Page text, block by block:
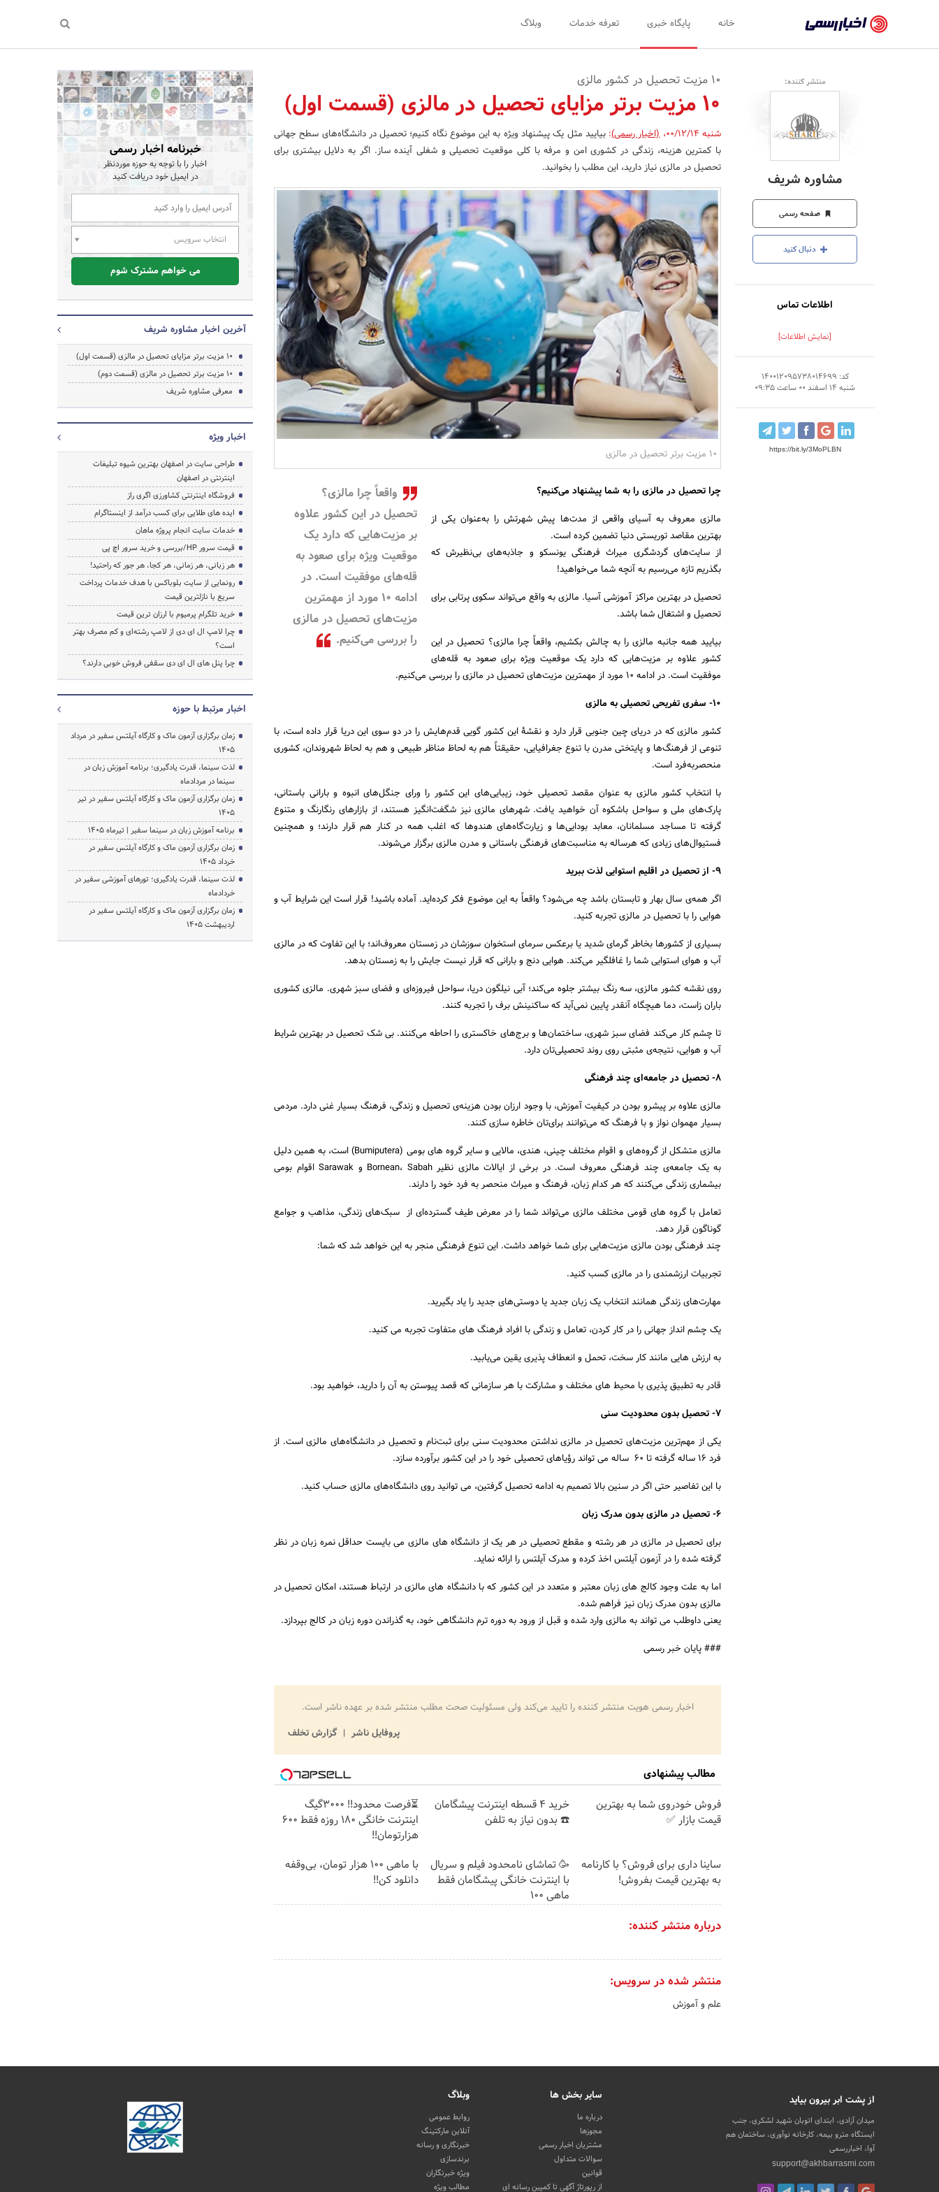
رسمی
-
اخبار
تایید
شده
شرکت‌ها،
سازمان‌ها
و
روابط
عمومی‌ها
خانه پایگاه خبری تعرفه خدمات وبلاگ
منتشر کننده:
مشاوره شریف
صفحه رسمی
دنبال کنید
اطلاعات تماس
[نمایش اطلاعات]
کد: 140012095738014699
شنبه 14 اسفند 00 ساعت 09:35
https://bit.ly/3MoPLBN
10 مزیت تحصیل در کشور مالزی
10 مزیت برتر مزایای تحصیل در مالزی (قسمت اول)
شنبه 00/12/14 ،(اخبار رسمی):بیایید مثل یک پیشنهاد ویژه به این موضوع نگاه کنیم؛ تحصیل در دانشگاه‌های سطح جهانی
با کمترین هزینه، زندگی در کشوری امن و مرفه با کلی موقعیت تحصیلی و شغلی آینده ساز. اگر به دلایل بیشتری برای
تحصیل در مالزی نیاز دارید، این مطلب را بخوانید.
10 مزیت برتر تحصیل در مالزی
واقعاً چرا مالزی؟
تحصیل در این کشور علاوه
بر مزیت‌هایی که دارد یک
موقعیت ویژه برای صعود به
قله‌های موفقیت است. در
ادامه 10 مورد از مهمترین
مزیت‌های تحصیل در مالزی
را بررسی می‌کنیم.
چرا تحصیل در مالزی را به شما پیشنهاد می‌کنیم؟
مالزی معروف به آسیای واقعی از مدت‌ها پیش شهرتش را به‌عنوان یکی از
بهترین مقاصد توریستی دنیا تضمین کرده است.
از سایت‌های گردشگری میراث فرهنگی یونسکو و جاذبه‌های بی‌نظیرش که
بگذریم تازه می‌رسیم به آنچه شما می‌خواهید!
تحصیل در بهترین مراکز آموزشی آسیا. مالزی به واقع می‌تواند سکوی پرتابی برای
تحصیل و اشتغال شما باشد.
بیایید همه جانبه مالزی را به چالش بکشیم، واقعاً چرا مالزی؟ تحصیل در این
کشور علاوه بر مزیت‌هایی که دارد یک موقعیت ویژه برای صعود به قله‌های
موفقیت است. در ادامه 10 مورد از مهمترین مزیت‌های تحصیل در مالزی را بررسی می‌کنیم.
۱۰- سفری تفریحی تحصیلی به مالزی
کشور مالزی که در دریای چین جنوبی قرار دارد و نقشۀ این کشور گویی قدم‌هایش را در دو سوی این دریا قرار داده است، با
تنوعی از فرهنگ‌ها و پایتختی مدرن با تنوع جغرافیایی، حقیقتاً هم به لحاظ مناظر طبیعی و هم به لحاظ شهروندان، کشوری
منحصربه‌فرد است.
با انتخاب کشور مالزی به عنوان مقصد تحصیلی خود، زیبایی‌های این کشور را ورای جنگل‌های انبوه و بارانی باستانی،
پارک‌های ملی و سواحل باشکوه آن خواهید یافت. شهرهای مالزی نیز شگفت‌انگیز هستند، از بازارهای رنگارنگ و متنوع
گرفته تا مساجد مسلمانان، معابد بودایی‌ها و زیارت‌گاه‌های هندوها که اغلب همه در کنار هم قرار دارند؛ و همچنین
فستیوال‌های زیادی که هرساله به مناسبت‌های فرهنگی باستانی و مدرن مالزی برگزار می‌شوند.
۹- از تحصیل در اقلیم استوایی لذت ببرید
اگر همه‌ی سال بهار و تابستان باشد چه می‌شود؟ واقعاً به این موضوع فکر کرده‌اید. آماده باشید! قرار است این شرایط آب و
هوایی را با تحصیل در مالزی تجربه کنید.
بسیاری از کشورها بخاطر گرمای شدید یا برعکس سرمای استخوان سوزشان در زمستان معروف‌اند؛ با این تفاوت که در مالزی
آب و هوای استوایی شما را غافلگیر می‌کند. هوایی دنج و بارانی که قرار نیست جایش را به زمستان بدهد.
روی نقشه کشور مالزی، سه رنگ بیشتر جلوه می‌کند؛ آبی نیلگون دریا، سواحل فیروزه‌ای و فضای سبز شهری. مالزی کشوری
باران زاست، دما هیچگاه آنقدر پایین نمی‌آید که ساکنینش برف را تجربه کنند.
تا چشم کار می‌کند فضای سبز شهری، ساختمان‌ها و برج‌های خاکستری را احاطه می‌کنند. بی‌ شک تحصیل در بهترین شرایط
آب و هوایی، نتیجه‌ی مثبتی روی روند تحصیلی‌تان دارد.
۸- تحصیل در جامعه‌ای چند فرهنگی
مالزی علاوه بر پیشرو بودن در کیفیت آموزش، با وجود ارزان بودن هزینه‌ی تحصیل و زندگی، فرهنگ بسیار غنی دارد. مردمی
بسیار مهموان نواز و با فرهنگ که می‌توانند برای‌تان خاطره سازی کنند.
مالزی متشکل از گروه‌های و اقوام مختلف چینی، هندی، مالایی و سایر گروه های بومی (Bumiputera) است، به همین دلیل
به یک جامعه‌ی چند فرهنگی معروف است. در برخی از ایالات مالزی نظیر Bornean، Sabah و Sarawak اقوام بومی
بیشماری زندگی می‌کنند که هر کدام زبان، فرهنگ و میراث منحصر به فرد خود را دارند.
تعامل با گروه های قومی مختلف مالزی می‌تواند شما را در معرض طیف گسترده‌ای از سبک‌های زندگی، مذاهب و جوامع
گوناگون قرار دهد.
چند فرهنگی بودن مالزی مزیت‌هایی برای شما خواهد داشت. این تنوع فرهنگی منجر به این خواهد شد که شما:
تجربیات ارزشمندی را در مالزی کسب کنید.
مهارت‌های زندگی همانند انتخاب یک زبان جدید یا دوستی‌های جدید را یاد بگیرید.
یک چشم انداز جهانی را در کار کردن، تعامل و زندگی با افراد فرهنگ های متفاوت تجربه می کنید.
به ارزش هایی مانند کار سخت، تحمل و انعطاف پذیری یقین می‌یابید.
قادر به تطبیق پذیری با محیط های مختلف و مشارکت با هر سازمانی که قصد پیوستن به آن را دارید، خواهید بود.
۷- تحصیل بدون محدودیت سنی
یکی از مهم‌ترین مزیت‌های تحصیل در مالزی نداشتن محدودیت سنی برای ثبت‌نام و تحصیل در دانشگاه‌های مالزی است. از
فرد 16 ساله گرفته تا 60 ساله می تواند رؤیاهای تحصیلی خود را در این کشور برآورده سازد.
با این تفاصیر حتی اگر در سنین بالا تصمیم به ادامه تحصیل گرفتین، می‌ توانید روی دانشگاه‌های مالزی حساب کنید.
۶- تحصیل در مالزی بدون مدرک زبان
برای تحصیل در مالزی در هر رشته و مقطع تحصیلی در هر یک از دانشگاه های مالزی می بایست حداقل نمره زبان در نظر
گرفته شده را در آزمون آیلتس اخذ کرده و مدرک آیلتس را ارائه نماید.
اما به علت وجود کالج های زبان معتبر و متعدد در این کشور که با دانشگاه های مالزی در ارتباط هستند، امکان تحصیل در
مالزی بدون مدرک زبان نیز فراهم شده.
یعنی داوطلب می تواند به مالزی وارد شده و قبل از ورود به دوره ترم دانشگاهی خود، به گذراندن دوره زبان در کالج بپردازد.
### پایان خبر رسمی
اخبار رسمی هویت منتشر کننده را تایید می‌کند ولی مسئولیت صحت مطلب منتشر شده بر عهده ناشر است.
پروفایل ناشر
گزارش تخلف
مطالب پیشنهادی
فروش خودروی شما به بهترین
قیمت بازار ✅
خرید 4 قسطه اینترنت پیشگامان
☎️ بدون نیاز به تلفن
⏳فرصت محدود!! 3000گیگ
اینترنت خانگی 180 روزه فقط 600
هزارتومان!!
ساینا داری برای فروش؟ با کارنامه
به بهترین قیمت بفروش!
🥳 تماشای نامحدود فیلم و سریال
با اینترنت خانگی پیشگامان فقط
ماهی 100
با ماهی 100 هزار تومان، بی‌وقفه
دانلود کن!!
درباره منتشر کننده:
منتشر شده در سرویس:
علم و آموزش
خبرنامه اخبار رسمی
اخبار را با توجه به حوزه موردنظر
در ایمیل خود دریافت کنید
انتخاب سرویس
می خواهم مشترک شوم
آخرین اخبار مشاوره شریف
10 مزیت برتر مزایای تحصیل در مالزی (قسمت اول)
10 مزیت برتر تحصیل در مالزی (قسمت دوم)
معرفی مشاوره شریف
اخبار ویژه
طراحی سایت در اصفهان بهترین شیوه تبلیغات
اینترنتی در اصفهان
فروشگاه اینترنتی کشاورزی اگری راز
ایده های طلایی برای کسب درآمد از اینستاگرام
خدمات سایت انجام پروژه ماهان
قیمت سرور HP/بررسی و خرید سرور اچ پی
هر زبانی، هر زمانی، هر کجا، هر جور که راحتید!
رونمایی از سایت بلوباکس با هدف خدمات پرداخت
سریع با نازلترین قیمت
خرید تلگرام پرمیوم با ارزان ترین قیمت
چرا لامپ ال ای دی از لامپ رشته‌ای و کم مصرف بهتر
است؟
چرا پنل های ال ای دی سقفی فروش خوبی دارند؟
اخبار مرتبط با حوزه
زمان برگزاری آزمون ماک و کارگاه آیلتس سفیر در مرداد
1405
لذت سینما، قدرت یادگیری؛ برنامه آموزش زبان در
سینما در مردادماه
زمان برگزاری آزمون ماک و کارگاه آیلتس سفیر در تیر
1405
برنامه آموزش زبان در سینما سفیر | تیرماه ۱۴۰۵
زمان برگزاری آزمون ماک و کارگاه آیلتس سفیر در
خرداد 1405
لذت سینما، قدرت یادگیری؛ تورهای آموزشی سفیر در
خردادماه
زمان برگزاری آزمون ماک و کارگاه آیلتس سفیر در
اردیبهشت 1405
از پشت ابر بیرون بیاید
میدان آزادی، ابتدای اتوبان شهید لشکری، جنب
ایستگاه مترو بیمه، کارخانه نوآوری، ساختمان هم
آوا، اخباررسمی
support@akhbarrasmi.com
سایر بخش ها
درباره ما
مجوزها
مشتریان اخبار رسمی
سوالات متداول
قوانین
از رپورتاژ آگهی تا کمپین رسانه ای
وبلاگ
روابط عمومی
آنلاین مارکتینگ
خبرنگاری و رسانه
برندسازی
ویژه خبرنگاران
مطالب ویژه